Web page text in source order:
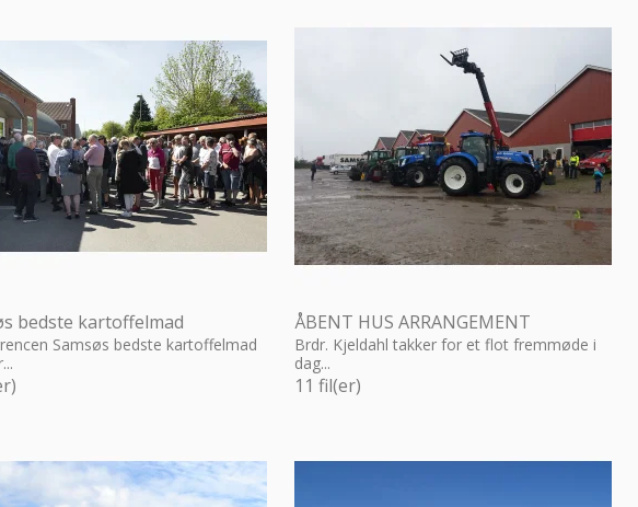
bedste kartoffelmad
Samsøs bedste kartoffelmad
ÅBENT HUS ARRANGEMENT
Brdr. Kjeldahl takker for et flot fremmøde i
dag...
11 fil(er)